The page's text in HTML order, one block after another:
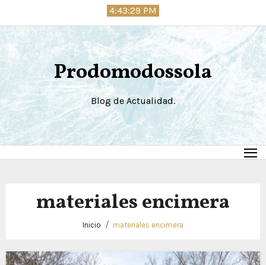
al
contenido
4:43:29 PM
Prodomodossola
Blog de Actualidad.
materiales encimera
Inicio materiales encimera